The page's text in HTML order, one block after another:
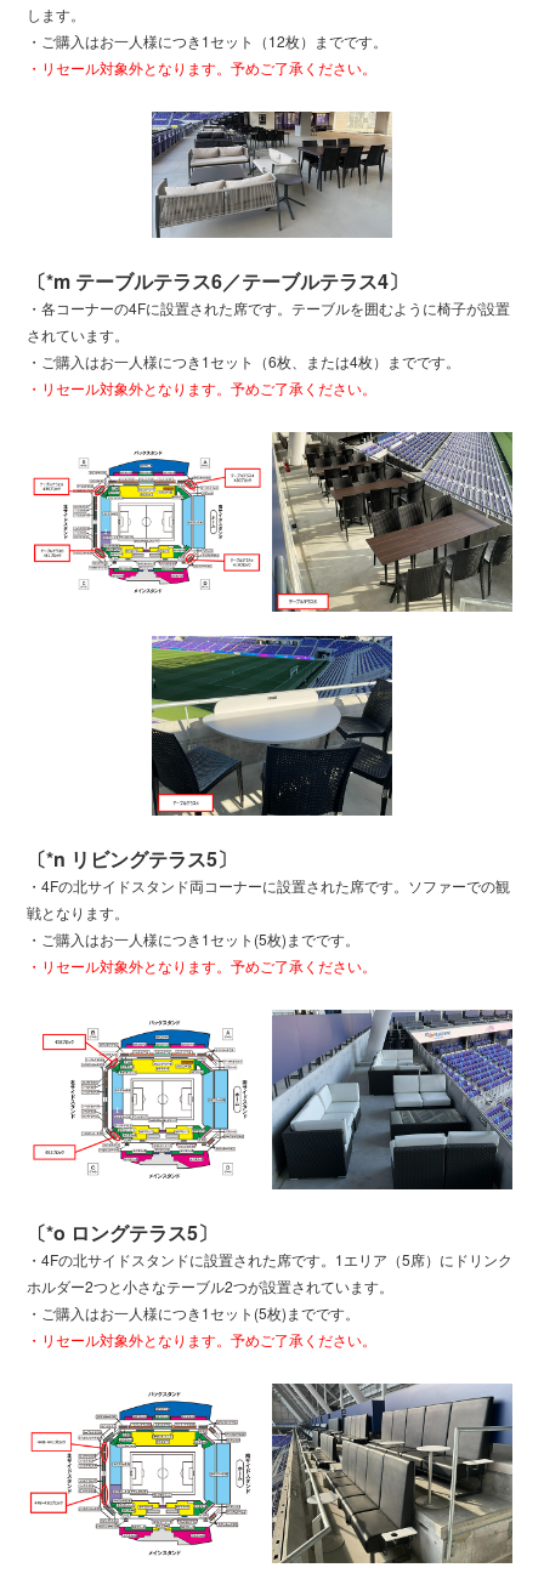
します。
・ご購入はお一人様につき1セット（12枚）までです。
・リセール対象外となります。予めご了承ください。
〔*m テーブルテラス6／テーブルテラス4〕
・各コーナーの4Fに設置された席です。テーブルを囲むように椅子が設置
されています。
・ご購入はお一人様につき1セット（6枚、または4枚）までです。
・リセール対象外となります。予めご了承ください。
〔*n リビングテラス5〕
・4Fの北サイドスタンド両コーナーに設置された席です。ソファーでの観
戦となります。
・ご購入はお一人様につき1セット(5枚)までです。
・リセール対象外となります。予めご了承ください。
〔*o ロングテラス5〕
・4Fの北サイドスタンドに設置された席です。1エリア（5席）にドリンク
ホルダー2つと小さなテーブル2つが設置されています。
・ご購入はお一人様につき1セット(5枚)までです。
・リセール対象外となります。予めご了承ください。